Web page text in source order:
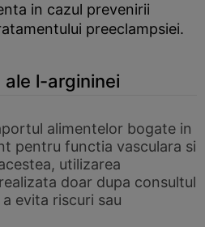
in cazul prevenirii
preeclampsiei.
l-argininei
alimentelor bogate in
pentru functia vasculara si
utilizarea
doar dupa consultul
evita riscuri sau